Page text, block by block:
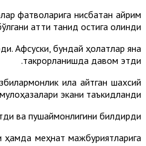
фатволарига нисбатан айрим
қаттиқ танқид остига олинди.
Афсуски, бундай ҳолатлар яна
такрорланишда давом этди.
ила айтган шахсий
экани таъкидланди.
ва пушаймонлигини билдирди.
ҳамда меҳнат мажбуриятларига